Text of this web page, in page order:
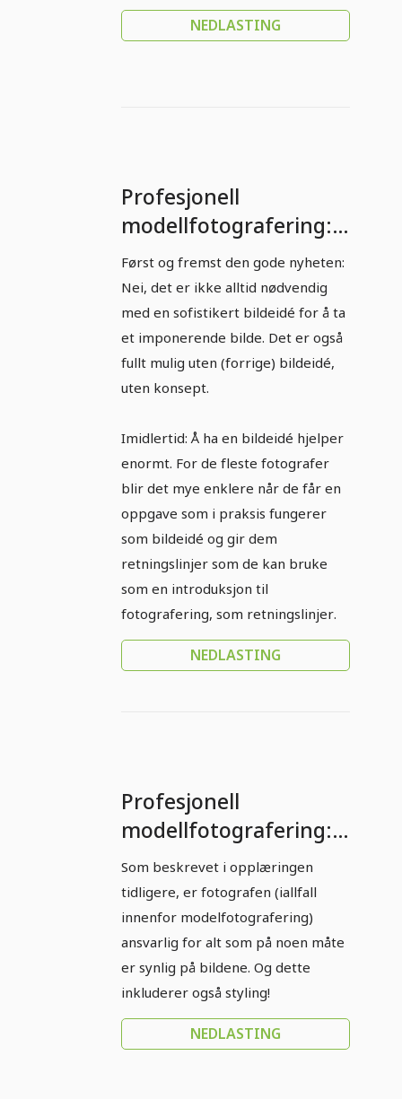
NEDLASTING
Profesjonell
modellfotografering:
Del 5 - Utvikle
bildeideer
Først og fremst den gode nyheten:
Nei, det er ikke alltid nødvendig
med en sofistikert bildeidé for å ta
et imponerende bilde. Det er også
fullt mulig uten (forrige) bildeidé,
uten konsept.
Imidlertid: Å ha en bildeidé hjelper
enormt. For de fleste fotografer
blir det mye enklere når de får en
oppgave som i praksis fungerer
som bildeidé og gir dem
retningslinjer som de kan bruke
som en introduksjon til
fotografering, som retningslinjer.
NEDLASTING
Profesjonell
modellfotografering:
Del 7 - Stilråd
Som beskrevet i opplæringen
tidligere, er fotografen (iallfall
innenfor modelfotografering)
ansvarlig for alt som på noen måte
er synlig på bildene. Og dette
inkluderer også styling!
NEDLASTING